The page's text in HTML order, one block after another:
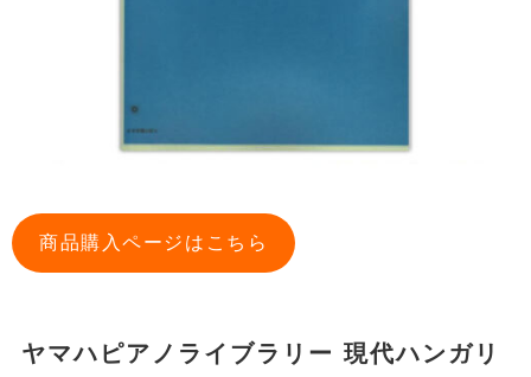
商品購入ページはこちら
ヤマハピアノライブラリー 現代ハンガリ